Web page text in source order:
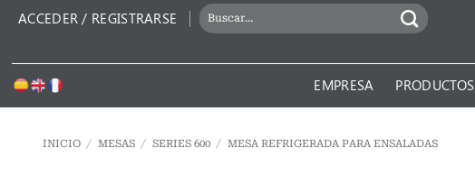
ACCEDER / REGISTRARSE
BUSCAR
POR:
EMPRESA PRODUCTOS
INICIO / MESAS / SERIES 600 / MESA REFRIGERADA PARA ENSALADAS